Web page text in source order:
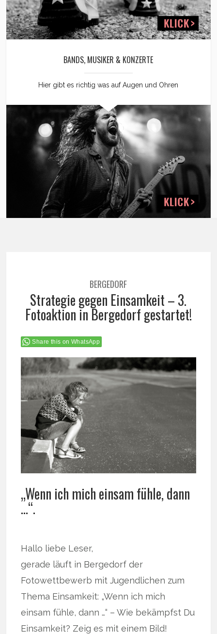
BANDS, MUSIKER & KONZERTE
Hier gibt es richtig was auf Augen und Ohren
BERGEDORF
Strategie gegen Einsamkeit – 3.
Fotoaktion in Bergedorf gestartet!
Share this on WhatsApp
„Wenn ich mich einsam fühle, dann
…“.
Hallo liebe Leser,
gerade läuft in Bergedorf der
Fotowettbewerb mit Jugendlichen zum
Thema Einsamkeit: „Wenn ich mich
einsam fühle, dann …“ – Wie bekämpfst Du
Einsamkeit? Zeig es mit einem Bild!